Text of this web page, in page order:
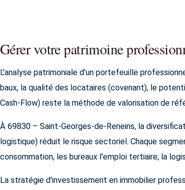
Gérer votre patrimoine
L'analyse patrimoniale d'un portefeuille
baux, la qualité des locataires (covenant), le
Cash-Flow) reste la méthode de valorisation de
À 69830 – Saint-Georges-de-Reneins, la
logistique) réduit le risque sectoriel. Chaque
consommation, les bureaux l'emploi tertiaire, la
La stratégie d'investissement en immobilier